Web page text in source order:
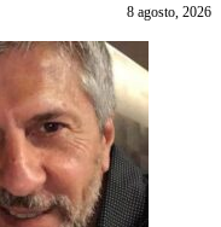
8 agosto, 2026